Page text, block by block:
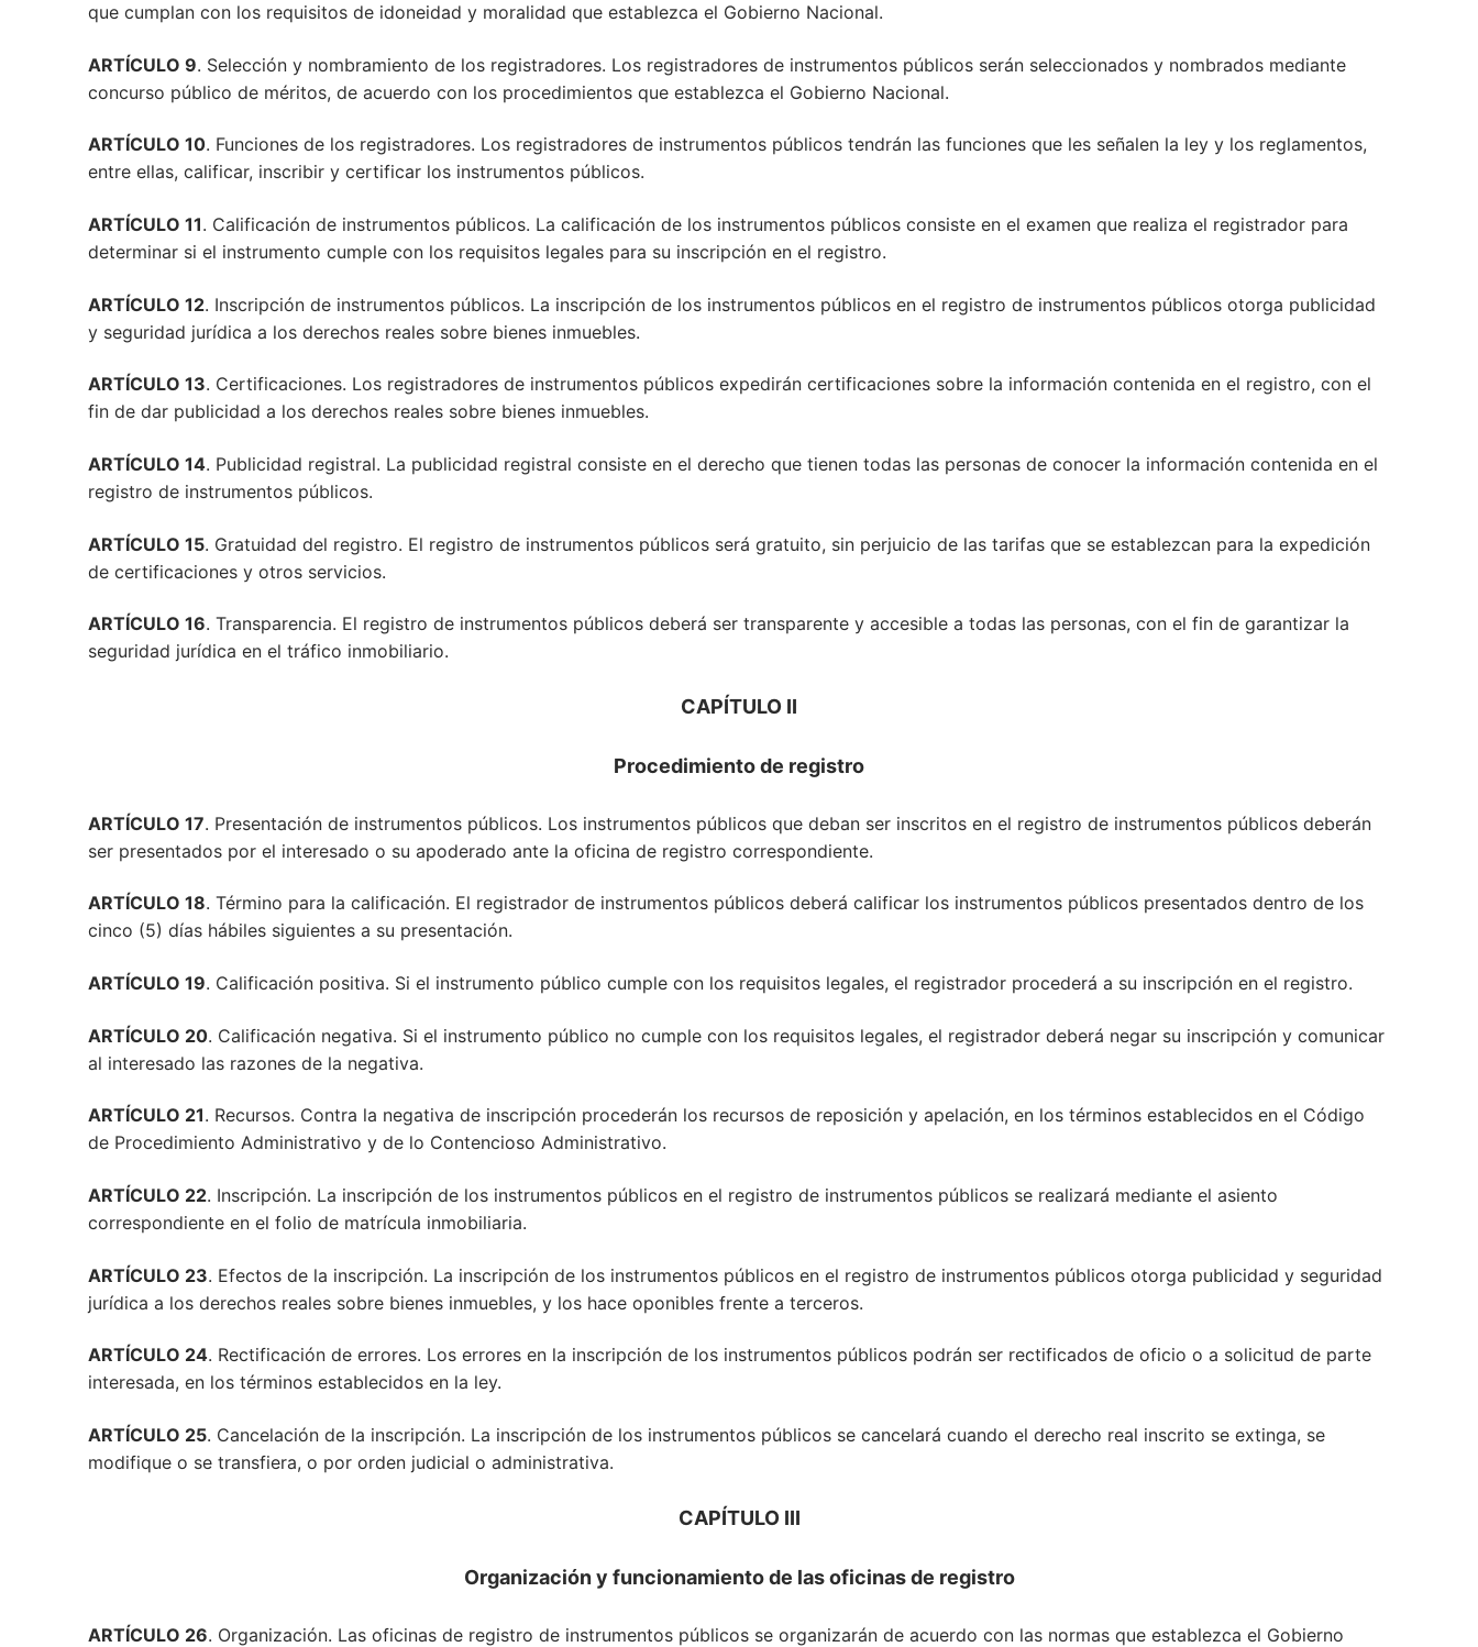
que cumplan con los requisitos de idoneidad y moralidad que establezca el Gobierno Nacional.
ARTÍCULO 9. Selección y nombramiento de los registradores. Los registradores de instrumentos públicos serán seleccionados y nombrados mediante
concurso público de méritos, de acuerdo con los procedimientos que establezca el Gobierno Nacional.
ARTÍCULO 10. Funciones de los registradores. Los registradores de instrumentos públicos tendrán las funciones que les señalen la ley y los reglamentos,
entre ellas, calificar, inscribir y certificar los instrumentos públicos.
ARTÍCULO 11. Calificación de instrumentos públicos. La calificación de los instrumentos públicos consiste en el examen que realiza el registrador para
determinar si el instrumento cumple con los requisitos legales para su inscripción en el registro.
ARTÍCULO 12. Inscripción de instrumentos públicos. La inscripción de los instrumentos públicos en el registro de instrumentos públicos otorga publicidad
y seguridad jurídica a los derechos reales sobre bienes inmuebles.
ARTÍCULO 13. Certificaciones. Los registradores de instrumentos públicos expedirán certificaciones sobre la información contenida en el registro, con el
fin de dar publicidad a los derechos reales sobre bienes inmuebles.
ARTÍCULO 14. Publicidad registral. La publicidad registral consiste en el derecho que tienen todas las personas de conocer la información contenida en el
registro de instrumentos públicos.
ARTÍCULO 15. Gratuidad del registro. El registro de instrumentos públicos será gratuito, sin perjuicio de las tarifas que se establezcan para la expedición
de certificaciones y otros servicios.
ARTÍCULO 16. Transparencia. El registro de instrumentos públicos deberá ser transparente y accesible a todas las personas, con el fin de garantizar la
seguridad jurídica en el tráfico inmobiliario.
CAPÍTULO II
Procedimiento de registro
ARTÍCULO 17. Presentación de instrumentos públicos. Los instrumentos públicos que deban ser inscritos en el registro de instrumentos públicos deberán
ser presentados por el interesado o su apoderado ante la oficina de registro correspondiente.
ARTÍCULO 18. Término para la calificación. El registrador de instrumentos públicos deberá calificar los instrumentos públicos presentados dentro de los
cinco (5) días hábiles siguientes a su presentación.
ARTÍCULO 19. Calificación positiva. Si el instrumento público cumple con los requisitos legales, el registrador procederá a su inscripción en el registro.
ARTÍCULO 20. Calificación negativa. Si el instrumento público no cumple con los requisitos legales, el registrador deberá negar su inscripción y comunicar
al interesado las razones de la negativa.
ARTÍCULO 21. Recursos. Contra la negativa de inscripción procederán los recursos de reposición y apelación, en los términos establecidos en el Código
de Procedimiento Administrativo y de lo Contencioso Administrativo.
ARTÍCULO 22. Inscripción. La inscripción de los instrumentos públicos en el registro de instrumentos públicos se realizará mediante el asiento
correspondiente en el folio de matrícula inmobiliaria.
ARTÍCULO 23. Efectos de la inscripción. La inscripción de los instrumentos públicos en el registro de instrumentos públicos otorga publicidad y seguridad
jurídica a los derechos reales sobre bienes inmuebles, y los hace oponibles frente a terceros.
ARTÍCULO 24. Rectificación de errores. Los errores en la inscripción de los instrumentos públicos podrán ser rectificados de oficio o a solicitud de parte
interesada, en los términos establecidos en la ley.
ARTÍCULO 25. Cancelación de la inscripción. La inscripción de los instrumentos públicos se cancelará cuando el derecho real inscrito se extinga, se
modifique o se transfiera, o por orden judicial o administrativa.
CAPÍTULO III
Organización y funcionamiento de las oficinas de registro
ARTÍCULO 26. Organización. Las oficinas de registro de instrumentos públicos se organizarán de acuerdo con las normas que establezca el Gobierno